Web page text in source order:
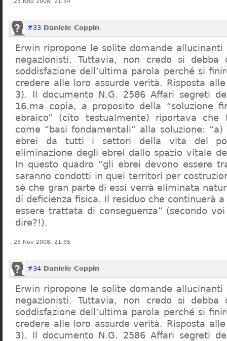
#33 Daniele Coppin
Erwin ripropone le solite domande
negazionisti. Tuttavia, non credo si debba
soddisfazione dell’ultima parola perché si
credere alle loro assurde verità. Risposta
3). Il documento N.G. 2586 Affari segreti
16.ma copia, a proposito della “soluzione
ebraico” (cito testualmente) riportava che
come “basi fondamentali” alla soluzione:
ebrei da tutti i settori della vita del
eliminazione degli ebrei dallo spazio vitale
In questo quadro “gli ebrei devono essere
saranno condotti in quei territori per
sè che gran parte di essi verrà eliminata
di deficienza fisica. Il residuo che continuerà
essere trattata di conseguenza” (secondo
dire?!).
23 Nov 2008, 21:35
#34 Daniele Coppin
Erwin ripropone le solite domande
negazionisti. Tuttavia, non credo si debba
soddisfazione dell’ultima parola perché si
credere alle loro assurde verità. Risposta
3). Il documento N.G. 2586 Affari segreti